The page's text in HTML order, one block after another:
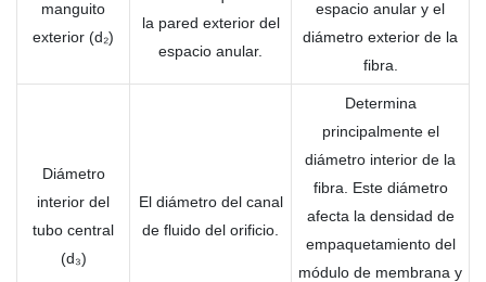
manguito
exterior (d₂)
la pared exterior del
espacio anular.
espacio anular y el
diámetro exterior de la
fibra.
Diámetro
interior del
tubo central
(d₃)
El diámetro del canal
de fluido del orificio.
Determina
principalmente el
diámetro interior de la
fibra. Este diámetro
afecta la densidad de
empaquetamiento del
módulo de membrana y